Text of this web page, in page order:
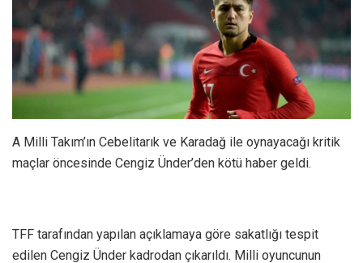
A Milli Takım’ın Cebelitarık ve Karadağ ile oynayacağı kritik
maçlar öncesinde Cengiz Ünder’den kötü haber geldi.
TFF tarafından yapılan açıklamaya göre sakatlığı tespit
edilen Cengiz Ünder kadrodan çıkarıldı. Milli oyuncunun